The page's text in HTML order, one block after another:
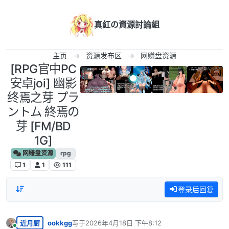
真紅の資源討論組
主页 资源发布区 网赚盘资源
[RPG官中PC
安卓joi] 幽影
终焉之芽 プラ
ントム 終焉の
芽 [FM/BD
1G]
网赚盘资源
rpg
1
1 111
登录后回复
近月厨 ookkgg写于2026年4月18日 下午8:12
最后由 编辑